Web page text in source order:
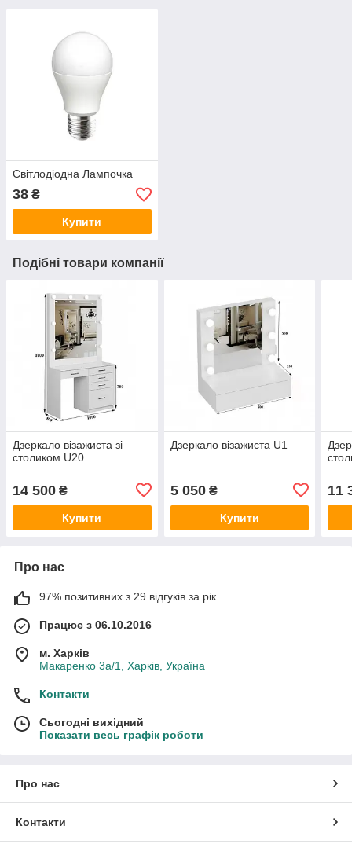
Світлодіодна Лампочка
38 ₴
Купити
Подібні товари компанії
Дзеркало візажиста зі
столиком U20
14 500 ₴
Купити
Дзеркало візажиста U1
5 050₴
Купити
11
Про нас
97% позитивних з 29 відгуків за рік
Працює з 06.10.2016
м. Харків
Макаренко 3а/1, Харків, Україна
Контакти
Сьогодні вихідний
Показати весь графік роботи
Про нас
Контакти